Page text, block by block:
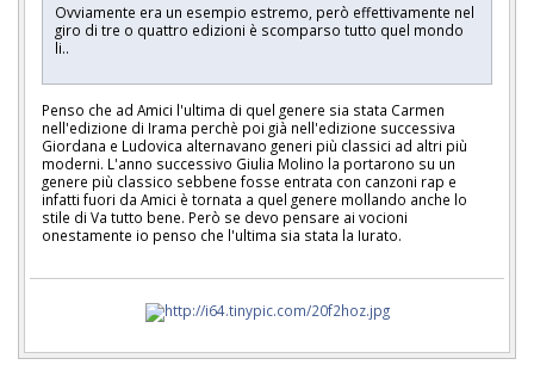
Ovviamente era un esempio estremo, però effettivamente nel
giro di tre o quattro edizioni è scomparso tutto quel mondo
li..
Penso che ad Amici l'ultima di quel genere sia stata Carmen
nell'edizione di Irama perchè poi già nell'edizione successiva
Giordana e Ludovica alternavano generi più classici ad altri più
moderni. L'anno successivo Giulia Molino la portarono su un
genere più classico sebbene fosse entrata con canzoni rap e
infatti fuori da Amici è tornata a quel genere mollando anche lo
stile di Va tutto bene. Però se devo pensare ai vocioni
onestamente io penso che l'ultima sia stata la Iurato.